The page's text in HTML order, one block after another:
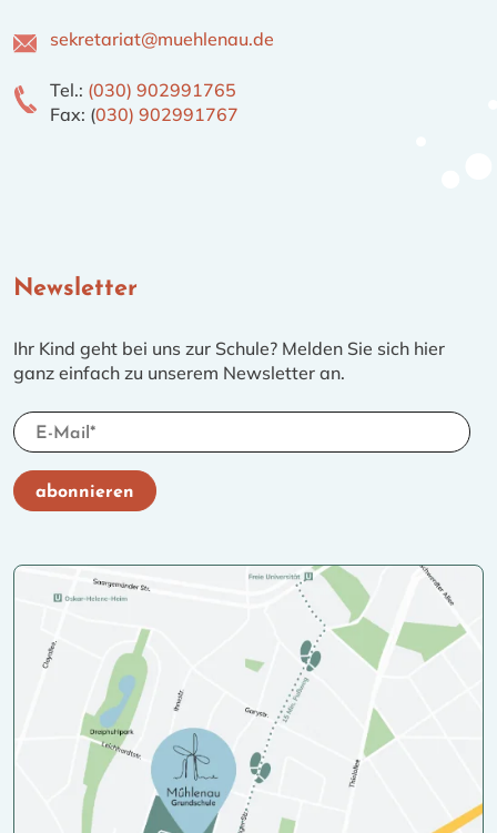
sekretariat@muehlenau.de
Tel.: (030) 902991765
Fax: (030) 902991767
Newsletter
Ihr Kind geht bei uns zur Schule? Melden Sie sich hier
ganz einfach zu unserem Newsletter an.
Ich akzeptiere die
jederzeit widerruflich damit einverstanden, dass die
Mühlenau-Grundschule mich per E-Mail über aktuelles
Zeigen Sie mir, dass Sie kein Roboter sind.
Schieben Sie den grauen Regler in den farbigen
abonnieren